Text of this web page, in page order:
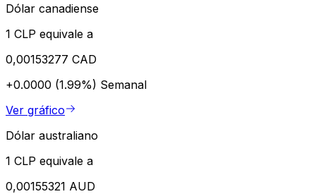
Dólar canadiense
1 CLP equivale a
0,00153277 CAD
+0.0000 (1.99%) Semanal
Ver gráfico
Dólar australiano
1 CLP equivale a
0,00155321 AUD